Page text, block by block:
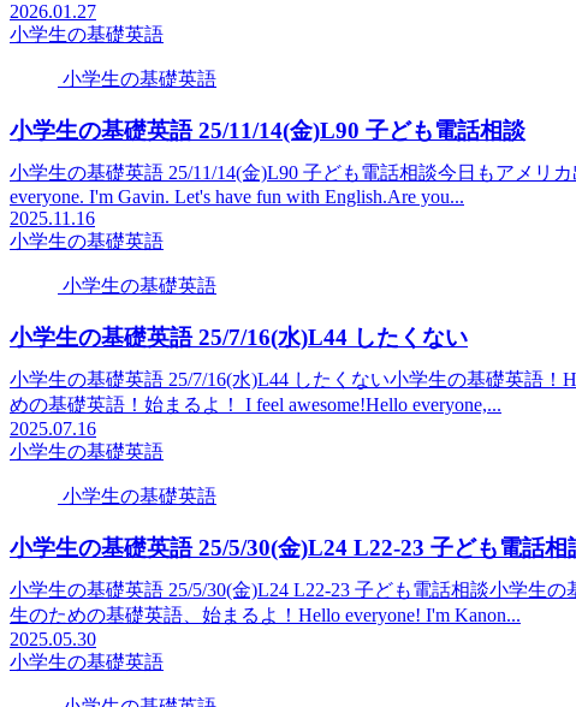
2026.01.27
小学生の基礎英語
小学生の基礎英語
小学生の基礎英語 25/11/14(金)L90 子ども電話相談
小学生の基礎英語 25/11/14(金)L90 子ども電話相談今日もアメリ
everyone. I'm Gavin. Let's have fun with English.Are you...
2025.11.16
小学生の基礎英語
小学生の基礎英語
小学生の基礎英語 25/7/16(水)L44 したくない
小学生の基礎英語 25/7/16(水)L44 したくない小学生の基礎英語！
めの基礎英語！始まるよ！ I feel awesome!Hello everyone,...
2025.07.16
小学生の基礎英語
小学生の基礎英語
小学生の基礎英語 25/5/30(金)L24 L22-23 子ども電話相
小学生の基礎英語 25/5/30(金)L24 L22-23 子ども電話相談小学生
生のための基礎英語、始まるよ！Hello everyone! I'm Kanon...
2025.05.30
小学生の基礎英語